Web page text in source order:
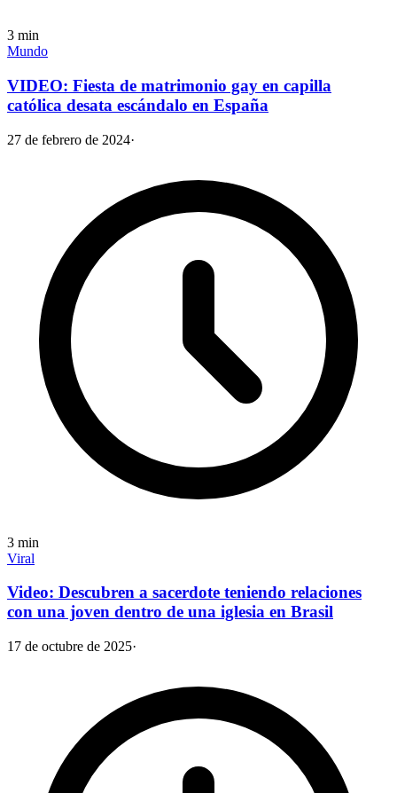
3 min
Mundo
VIDEO: Fiesta de matrimonio gay en capilla
católica desata escándalo en España
27 de febrero de 2024·
3 min
Viral
Video: Descubren a sacerdote teniendo relaciones
con una joven dentro de una iglesia en Brasil
17 de octubre de 2025·